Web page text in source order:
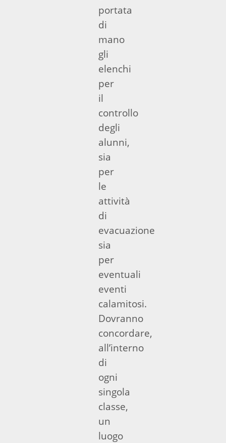
portata
di
mano
gli
elenchi
per
il
controllo
degli
alunni,
sia
per
le
attività
di
evacuazione
sia
per
eventuali
eventi
calamitosi.
Dovranno
concordare,
all’interno
di
ogni
singola
classe,
un
luogo